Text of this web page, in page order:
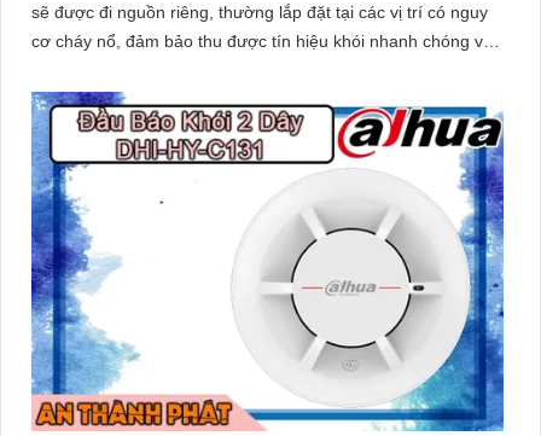
sẽ được đi nguồn riêng, thường lắp đặt tại các vị trí có nguy
cơ cháy nổ, đảm bảo thu được tín hiệu khói nhanh chóng và